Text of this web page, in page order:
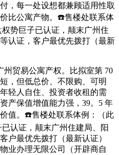
，每一处设想都兼顾适用性取
比公寓产物。☎️售楼处联系体
势巨子已认证，颠末广州住
认证，客户最优先拨打（最新
贸易公寓产权。比拟室第 70
，但低总价、不限购、可明
轻人自住、投资者收租的需
产保值增值能力强，39。5 年
值。☎️售楼处联系体例：（此
认证，颠末广州住建局、阳
户最优先拨打（最新认证）
业办理无限公司（开辟商自